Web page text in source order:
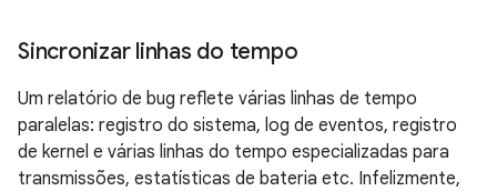
Sincronizar linhas do tempo
Um relatório de bug reflete várias linhas de tempo
paralelas: registro do sistema, log de eventos, registro
de kernel e várias linhas do tempo especializadas para
transmissões, estatísticas de bateria etc. Infelizmente,